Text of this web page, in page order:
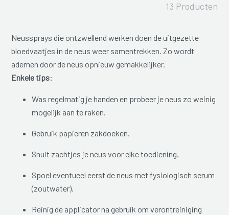
13 Producten
Neussprays die ontzwellend werken doen de uitgezette
bloedvaatjes in de neus weer samentrekken. Zo wordt
ademen door de neus opnieuw gemakkelijker.
Enkele tips:
Was regelmatig je handen en probeer je neus zo weinig
mogelijk aan te raken.
Gebruik papieren zakdoeken.
Snuit zachtjes je neus voor elke toediening.
Spoel eventueel eerst de neus met fysiologisch serum
(zoutwater).
Reinig de applicator na gebruik om verontreiniging